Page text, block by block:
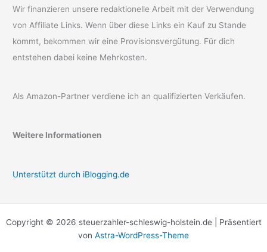
Wir finanzieren unsere redaktionelle Arbeit mit der Verwendung
von Affiliate Links. Wenn über diese Links ein Kauf zu Stande
kommt, bekommen wir eine Provisionsvergütung. Für dich
entstehen dabei keine Mehrkosten.
Als Amazon-Partner verdiene ich an qualifizierten Verkäufen.
Weitere Informationen
Unterstützt durch iBlogging.de
Copyright © 2026 steuerzahler-schleswig-holstein.de | Präsentiert
von Astra-WordPress-Theme